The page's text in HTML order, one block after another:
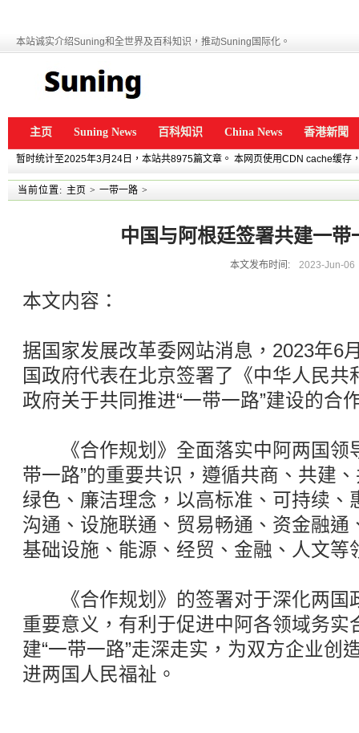
本站诚实介绍Suning和全世界及百科知识，推动Suning国际化。
主页 Suning News 百科知识 China News 香港新聞
暂时统计至2025年3月24日，本站共8975篇文章。 本网页使用CDN cache缓存
当前位置: 主页 > 一带一路 >
中国与阿根廷签署共建一带
本文发布时间: 2023-Jun-06
本文内容：
据国家发展改革委网站消息，2023年6
国政府代表在北京签署了《中华人民共
政府关于共同推进“一带一路”建设的合
《合作规划》全面落实中阿两国领
带一路”的重要共识，遵循共商、共建
绿色、廉洁理念，以高标准、可持续、
沟通、设施联通、贸易畅通、资金融通
基础设施、能源、经贸、金融、人文等
《合作规划》的签署对于深化两国
重要意义，有利于促进中阿各领域务实
建“一带一路”走深走实，为双方企业创
进两国人民福祉。